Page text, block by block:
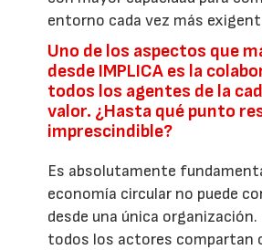
entorno cada vez más
Uno de los aspectos que
desde IMPLICA es la
todos los agentes de la
valor. ¿Hasta qué punto
imprescindible?
Es absolutamente
economía circular no puede
desde una única organización.
todos los actores compartan